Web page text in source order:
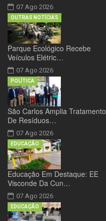
07 Ago 2026
Parque Ecológico Recebe
Veículos Elétric…
07 Ago 2026
OUTRAS NOTÍCIAS
São Carlos Amplia Tratamento
De Resíduos…
07 Ago 2026
POLÍTICA
Educação Em Destaque: EE
Visconde Da Cun…
07 Ago 2026
EDUCAÇÃO
EDUCAÇÃO